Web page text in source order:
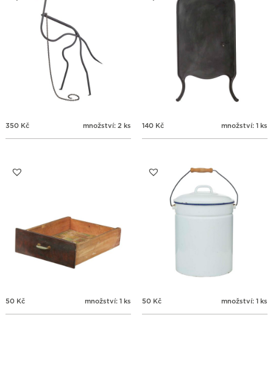
350 Kč množství: 2 ks 140 Kč množství: 1 ks
50 Kč množství: 1 ks 50 Kč množství: 1 ks